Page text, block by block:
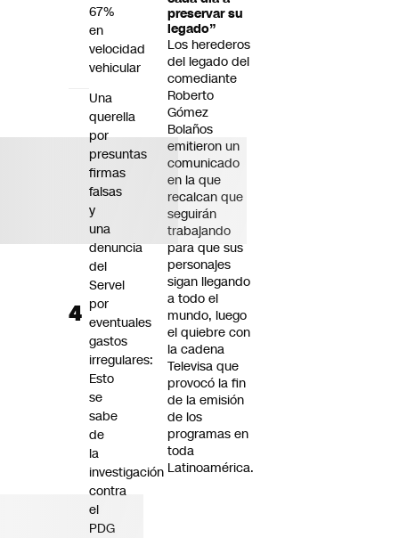
preservar su
legado”
Los herederos
del legado del
comediante
Roberto
Gómez
Bolaños
emitieron un
comunicado
en la que
recalcan que
seguirán
trabajando
para que sus
personajes
sigan llegando
a todo el
mundo, luego
el quiebre con
la cadena
Televisa que
provocó la fin
de la emisión
de los
programas en
toda
Latinoamérica.
67%
en
velocidad
vehicular
Una
querella
por
presuntas
firmas
falsas
y
una
denuncia
del
Servel
por
eventuales
gastos
irregulares:
Esto
se
sabe
de
la
investigación
contra
el
PDG